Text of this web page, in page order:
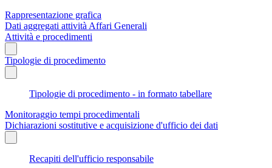
Rappresentazione grafica
Dati aggregati attività Affari Generali
Attività e procedimenti
Tipologie di procedimento
Tipologie di procedimento - in formato tabellare
Monitoraggio tempi procedimentali
Dichiarazioni sostitutive e acquisizione d'ufficio dei dati
Recapiti dell'ufficio responsabile